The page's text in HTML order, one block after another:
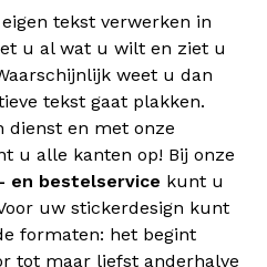
tekst verwerken in
u al wat u wilt en ziet u
weet u dan
tekst gaat plakken.
dienst en met onze
u alle kanten op! Bij onze
en bestelservice kunt u
uw stickerdesign kunt
formaten: het begint
tot maar liefst anderhalve